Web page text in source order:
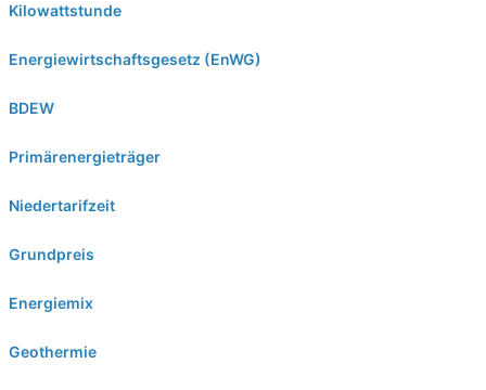
Kilowattstunde
Energiewirtschaftsgesetz (EnWG)
BDEW
Primärenergieträger
Niedertarifzeit
Grundpreis
Energiemix
Geothermie